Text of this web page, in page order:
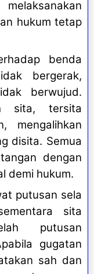
hukum tetap
benda
bergerak,
berwujud.
sita, tersita
mengalihkan
disita. Semua
dengan
demi hukum.
putusan sela
sita
putusan
gugatan
sah dan